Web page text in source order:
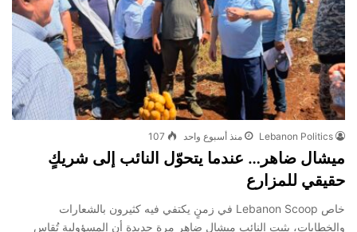
Lebanon Politics منذ أسبوع واحد 107
ميشال ضاهر… عندما يتحوّل النائب إلى شريكٍ
حقيقي للمزارع
خاص Lebanon Scoop في زمنٍ يكتفي فيه كثيرون بالشعارات
والخطابات، يثبت النائب ميشال ضاهر مرة جديدة أن المسؤولية تُقاس